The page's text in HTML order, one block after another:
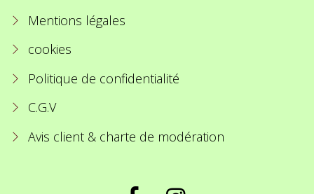
Mentions légales
cookies
Politique de confidentialité
C.G.V
Avis client & charte de modération